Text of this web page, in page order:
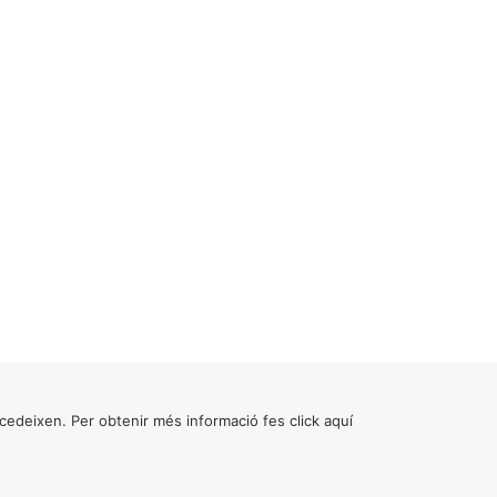
Per obtenir més informació fes click aquí